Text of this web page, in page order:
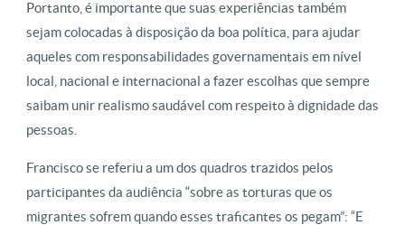
Portanto, é importante que suas experiências também
sejam colocadas à disposição da boa política, para ajudar
aqueles com responsabilidades governamentais em nível
local, nacional e internacional a fazer escolhas que sempre
saibam unir realismo saudável com respeito à dignidade das
pessoas.
Francisco se referiu a um dos quadros trazidos pelos
participantes da audiência “sobre as torturas que os
migrantes sofrem quando esses traficantes os pegam”: “E